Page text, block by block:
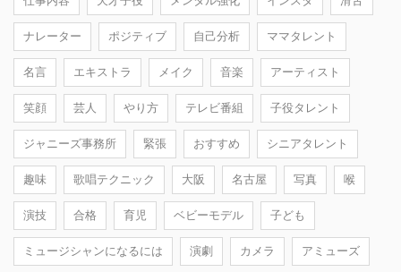
ナレーター ポジティブ 自己分析 ママタレント
名言 エキストラ メイク 音楽 アーティスト
笑顔 芸人 やり方 テレビ番組 子役タレント
ジャニーズ事務所 緊張 おすすめ シニアタレント
趣味 歌唱テクニック 大阪 名古屋 写真 喉
演技 合格 育児 ベビーモデル 子ども
ミュージシャンになるには 演劇 カメラ アミューズ